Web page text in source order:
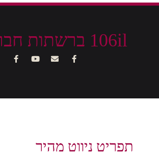
106il ברשתות חברתיות
תפריט ניווט מהיר